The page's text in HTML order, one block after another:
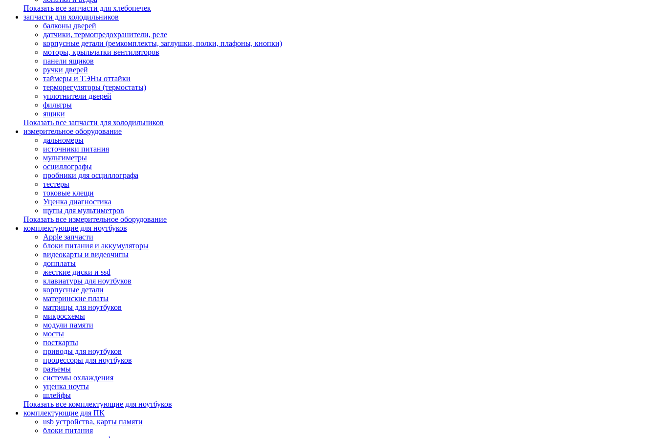
Показать все запчасти для хлебопечек
запчасти для холодильников
балконы дверей
датчики, термопредохранители, реле
корпусные детали (ремкомплекты, заглушки, полки, плафоны, кнопки)
моторы, крыльчатки вентиляторов
панели ящиков
ручки дверей
таймеры и ТЭНы оттайки
терморегуляторы (термостаты)
уплотнители дверей
фильтры
ящики
Показать все запчасти для холодильников
измерительное оборудование
дальномеры
источники питания
мультиметры
осциллографы
пробники для осциллографа
тестеры
токовые клещи
Уценка диагностика
щупы для мультиметров
Показать все измерительное оборудование
комплектующие для ноутбуков
Apple запчасти
блоки питания и аккумуляторы
видеокарты и видеочипы
допплаты
жесткие диски и ssd
клавиатуры для ноутбуков
корпусные детали
материнские платы
матрицы для ноутбуков
микросхемы
модули памяти
мосты
посткарты
приводы для ноутбуков
процессоры для ноутбуков
разъемы
системы охлаждения
уценка ноуты
шлейфы
Показать все комплектующие для ноутбуков
комплектующие для ПК
usb устройства, карты памяти
блоки питания